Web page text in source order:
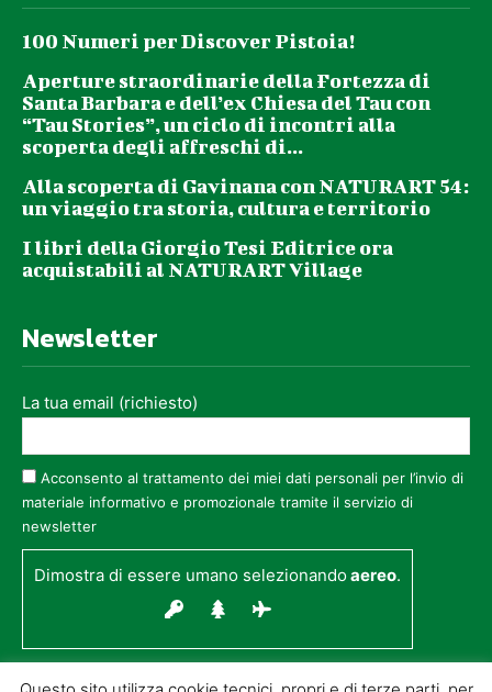
100 Numeri per Discover Pistoia!
Aperture straordinarie della Fortezza di
Santa Barbara e dell’ex Chiesa del Tau con
“Tau Stories”, un ciclo di incontri alla
scoperta degli affreschi di...
Alla scoperta di Gavinana con NATURART 54:
un viaggio tra storia, cultura e territorio
I libri della Giorgio Tesi Editrice ora
acquistabili al NATURART Village
Newsletter
La tua email (richiesto)
Acconsento al trattamento dei miei dati personali per l’invio di
materiale informativo e promozionale tramite il servizio di
newsletter
Dimostra di essere umano selezionandoaereo.